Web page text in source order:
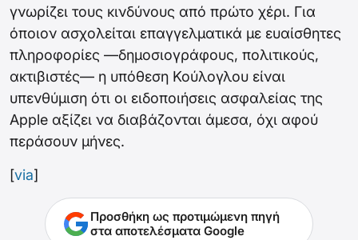
γνωρίζει τους κινδύνους από πρώτο χέρι. Για
όποιον ασχολείται επαγγελματικά με ευαίσθητες
πληροφορίες —δημοσιογράφους, πολιτικούς,
ακτιβιστές— η υπόθεση Κούλογλου είναι
υπενθύμιση ότι οι ειδοποιήσεις ασφαλείας της
Apple αξίζει να διαβάζονται άμεσα, όχι αφού
περάσουν μήνες.
[via]
Προσθήκη ως προτιμώμενη πηγή
στα αποτελέσματα Google